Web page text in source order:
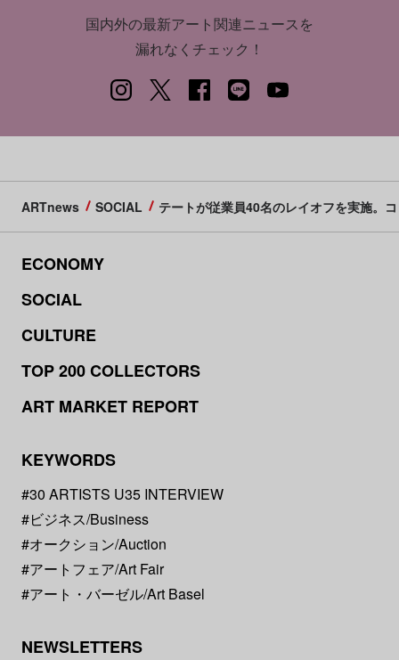
国内外の最新アート関連ニュースを
漏れなくチェック！
ARTnews SOCIAL テートが従業員40名のレイオフを実施。
ECONOMY
SOCIAL
CULTURE
TOP 200 COLLECTORS
ART MARKET REPORT
KEYWORDS
#30 ARTISTS U35 INTERVIEW
#ビジネス/Business
#オークション/Auction
#アートフェア/Art Fair
#アート・バーゼル/Art Basel
NEWSLETTERS